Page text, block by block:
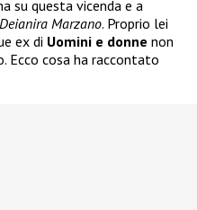
su questa vicenda e a
Deianira Marzano. Proprio lei
ex di Uomini e donne non
Ecco cosa ha raccontato